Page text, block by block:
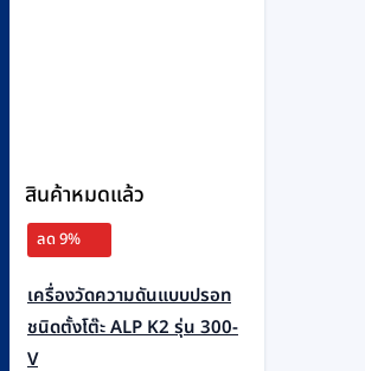
สินค้าหมดแล้ว
ลด 9%
เครื่องวัดความดันแบบปรอท
ชนิดตั้งโต๊ะ ALP K2 รุ่น 300-
V